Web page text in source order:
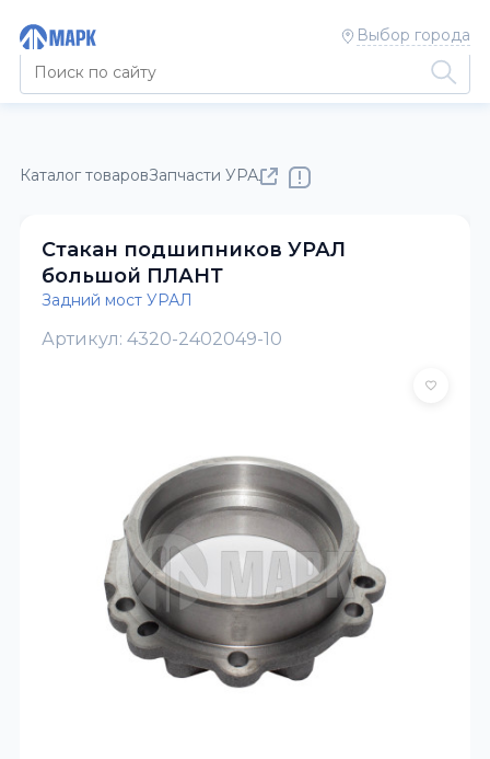
Выбор города
Каталог товаровЗапчасти УРАЛЗадний мост УРАЛ
Стакан подшипников УРАЛ
большой ПЛАНТ
Задний мост УРАЛ
Артикул: 4320-2402049-10